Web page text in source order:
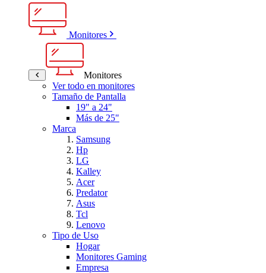
Monitores
Monitores
Ver todo en monitores
Tamaño de Pantalla
19" a 24"
Más de 25"
Marca
Samsung
Hp
LG
Kalley
Acer
Predator
Asus
Tcl
Lenovo
Tipo de Uso
Hogar
Monitores Gaming
Empresa